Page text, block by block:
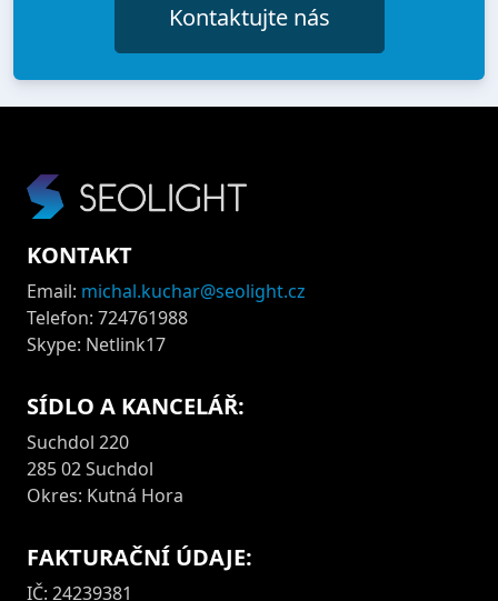
Kontaktujte nás
KONTAKT
Email: michal.kuchar@seolight.cz
Telefon: 724761988
Skype: Netlink17
SÍDLO A KANCELÁŘ:
Suchdol 220
285 02 Suchdol
Okres: Kutná Hora
FAKTURAČNÍ ÚDAJE:
IČ: 24239381